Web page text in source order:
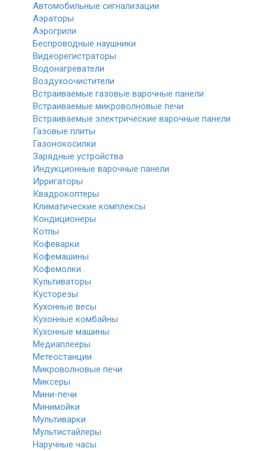
Автомобильные сигнализации
Аэраторы
Аэрогрили
Беспроводные наушники
Видеорегистраторы
Водонагреватели
Воздухоочистители
Встраиваемые газовые варочные панели
Встраиваемые микроволновые печи
Встраиваемые электрические варочные панели
Газовые плиты
Газонокосилки
Зарядные устройства
Индукционные варочные панели
Ирригаторы
Квадрокоптеры
Климатические комплексы
Кондиционеры
Котлы
Кофеварки
Кофемашины
Кофемолки
Культиваторы
Кусторезы
Кухонные весы
Кухонные комбайны
Кухонные машины
Медиаплееры
Метеостанции
Микроволновые печи
Миксеры
Мини-печи
Минимойки
Мультиварки
Мультистайлеры
Наручные часы